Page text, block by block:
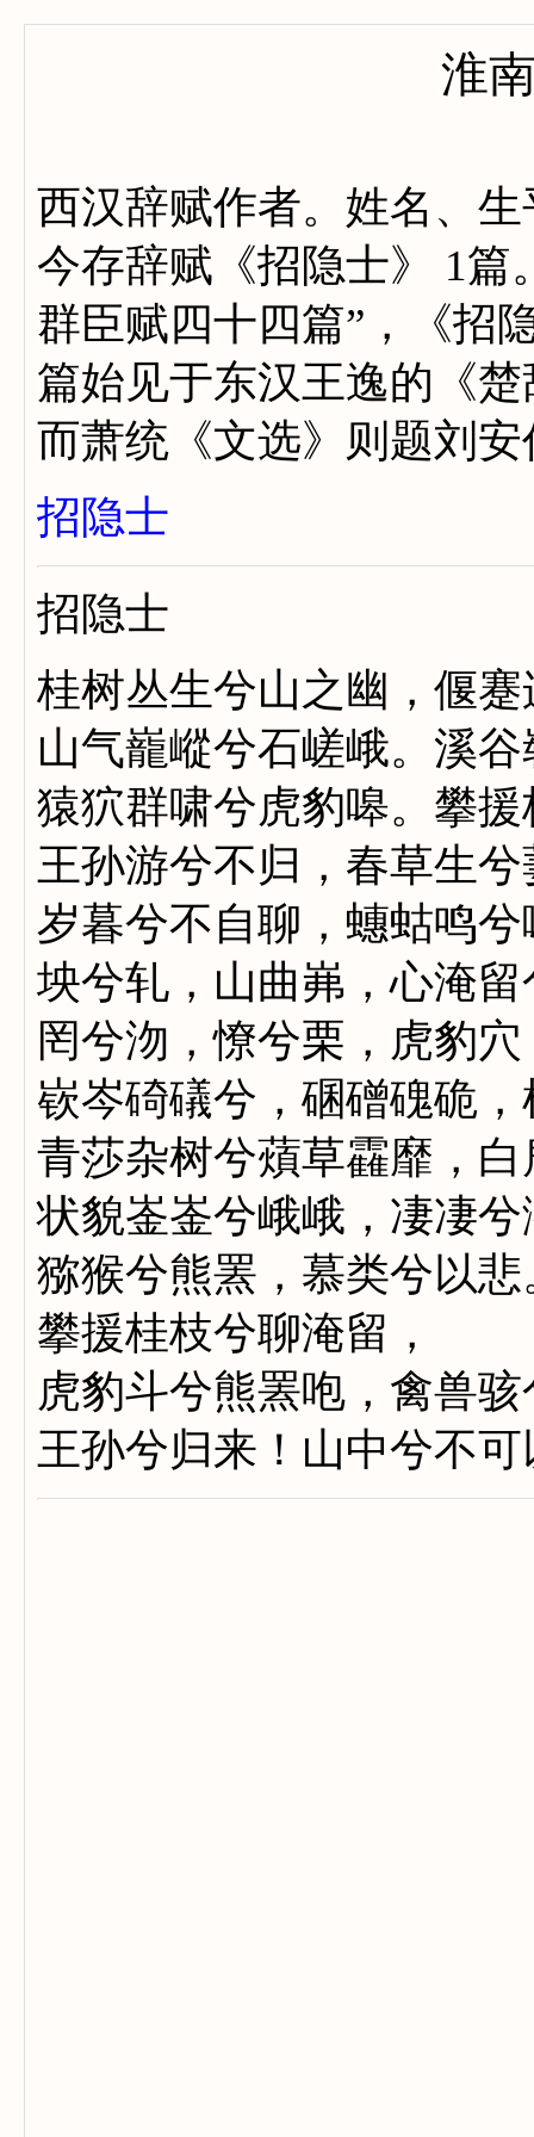
淮
西汉辞赋作者。姓名、
今存辞赋《招隐士》 1篇
群臣赋四十四篇”，《招
篇始见于东汉王逸的《
而萧统《文选》则题刘安
招隐士
招隐士
桂树丛生兮山之幽，偃
山气巃嵷兮石嵯峨。溪
猿狖群啸兮虎豹嗥。攀
王孙游兮不归，春草生
岁暮兮不自聊，蟪蛄鸣兮
坱兮轧，山曲岪，心淹
罔兮沕，憭兮栗，虎豹
嵚岑碕礒兮，碅磳磈硊
青莎杂树兮薠草靃靡，
状貌崟崟兮峨峨，凄凄兮
猕猴兮熊罴，慕类兮以悲
攀援桂枝兮聊淹留，
虎豹斗兮熊罴咆，禽兽
王孙兮归来！山中兮不